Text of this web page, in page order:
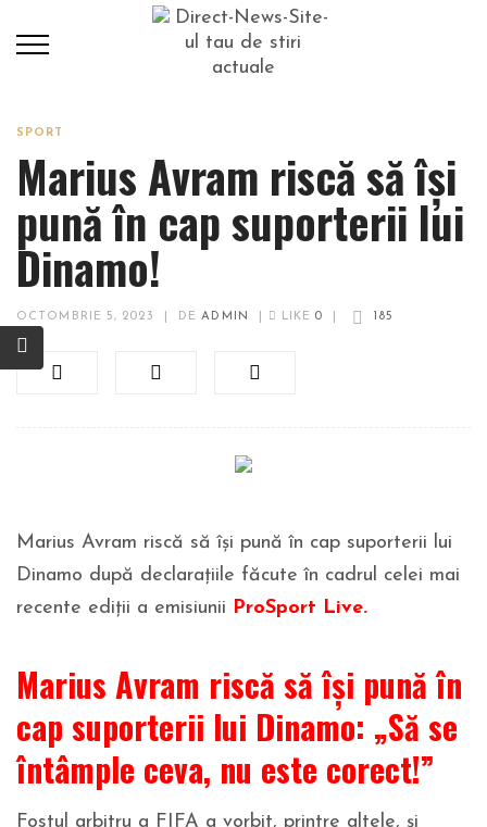
SPORT
Marius Avram riscă să își
pună în cap suporterii lui
Dinamo!
OCTOMBRIE 5, 2023 DEADMIN LIKE 0 185
Marius Avram riscă să își pună în cap suporterii lui
Dinamo după declarațiile făcute în cadrul celei mai
recente ediții a emisiunii ProSport Live.
Marius Avram riscă să își pună în
cap suporterii lui Dinamo: „Să se
întâmple ceva, nu este corect!”
Fostul arbitru a FIFA a vorbit, printre altele, și